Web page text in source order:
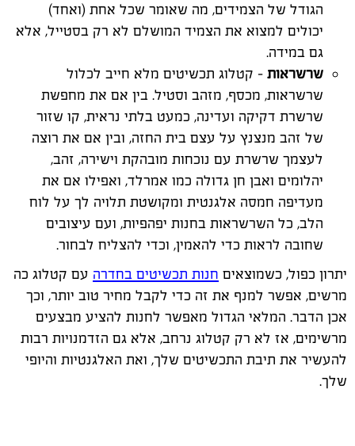
הגודל של הצמידים, מה שאומר שכל אחת (ואחד)
יכולים למצוא את הצמיד המושלם לא רק בסטייל, אלא
גם במידה.
שרשראות – קטלוג תכשיטים מלא חייב לכלול
שרשראות, מכסף, מזהב וסטיל. בין אם את מחפשת
שרשרת דקיקה ועדינה, כמעט בלתי נראית, קו שזור
של זהב מנצנץ על עצם בית החזה, ובין אם את רוצה
לעצמך שרשרת עם נוכחות מובהקת וישירה, זהב,
יהלומים ואבן חן גדולה כמו אמרלד, ואפילו אם את
מעדיפה חמסה אלגנטית ומקושטת תלויה לך על לוח
הלב, כל השרשראות בחנות יפהפיות, ועם עיצובים
שחובה לראות כדי להאמין, וכדי להצליח לבחור.
יתרון כפול, כשמוצאים חנות תכשיטים בחדרה עם קטלוג כה
מרשים, אפשר למנף את זה כדי לקבל מחיר טוב יותר, וכך
אכן הדבר. המלאי הגדול מאפשר לחנות להציע מבצעים
מרשימים, אז לא רק קטלוג נרחב, אלא גם הזדמנויות רבות
להעשיר את תיבת התכשיטים שלך, ואת האלגנטיות והיופי
שלך.